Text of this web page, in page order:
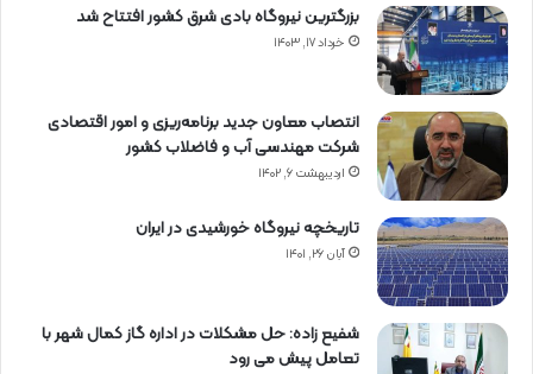
بزرگترین نیروگاه بادی شرق کشور افتتاح شد
خرداد ۱۷, ۱۴۰۳
انتصاب معاون جدید برنامه‌ریزی و امور اقتصادی
شرکت مهندسی آب و فاضلاب کشور
اردیبهشت ۶, ۱۴۰۲
تاریخچه نیروگاه خورشیدی در ایران
آبان ۲۶, ۱۴۰۱
شفیع زاده: حل مشکلات در اداره گاز کمال شهر با
تعامل پیش می رود